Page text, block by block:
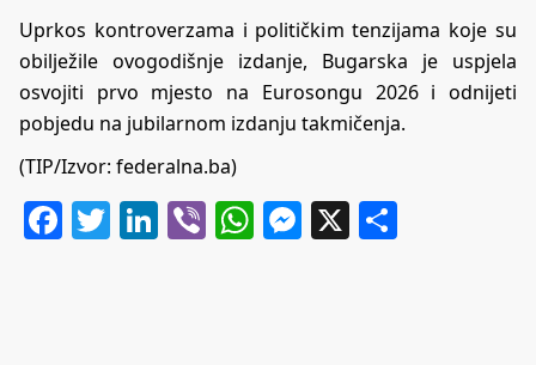
Uprkos kontroverzama i političkim tenzijama koje su
obilježile ovogodišnje izdanje, Bugarska je uspjela
osvojiti prvo mjesto na Eurosongu 2026 i odnijeti
pobjedu na jubilarnom izdanju takmičenja.
(TIP/Izvor: federalna.ba)
Facebook
Twitter
LinkedIn
ViberWhatsApp
Messenger
X